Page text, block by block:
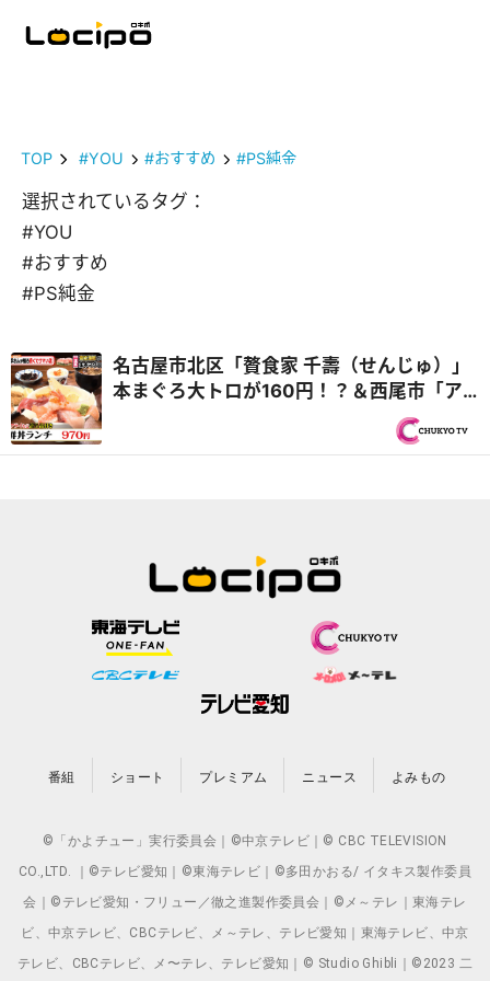
TOP #YOU #おすすめ #PS純金
選択されているタグ：
#YOU
#おすすめ
#PS純金
名古屋市北区「贅食家 千壽（せんじゅ）」
本まぐろ大トロが160円！？＆西尾市「ア
ジアンキッチン媽媽や」25種類のビュッフ
ェ付き！ハラミステーキランチ『PS純金
番組 ショート プレミアム ニュース よみもの
©「かよチュー」実行委員会｜©中京テレビ｜© CBC TELEVISION
CO.,LTD. ｜©テレビ愛知｜©東海テレビ｜©多田かおる/ イタキス製作委員
会｜©テレビ愛知・フリュー／徹之進製作委員会｜©メ～テレ｜東海テレ
ビ、中京テレビ、CBCテレビ、メ～テレ、テレビ愛知｜東海テレビ、中京
テレビ、CBCテレビ、メ〜テレ、テレビ愛知｜© Studio Ghibli｜©2023 二